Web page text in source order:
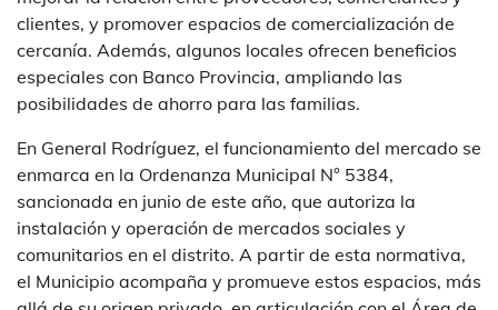
clientes, y promover espacios de comercialización de
cercanía. Además, algunos locales ofrecen beneficios
especiales con Banco Provincia, ampliando las
posibilidades de ahorro para las familias.
En General Rodríguez, el funcionamiento del mercado se
enmarca en la Ordenanza Municipal N° 5384,
sancionada en junio de este año, que autoriza la
instalación y operación de mercados sociales y
comunitarios en el distrito. A partir de esta normativa,
el Municipio acompaña y promueve estos espacios, más